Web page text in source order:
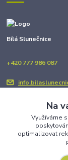
Bílá Slunečnice
+420 777 986 087
Na
Využíváme
optimalizovat